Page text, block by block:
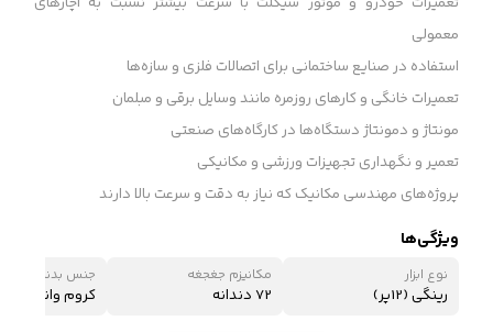
معمولی
استفاده در صنایع ساختمانی برای اتصالات فلزی و سازه‌ها
تعمیرات خانگی و کارهای روزمره مانند وسایل برقی و مبلمان
مونتاژ و دمونتاژ دستگاه‌ها در کارگاه‌های صنعتی
تعمیر و نگهداری تجهیزات ورزشی و مکانیکی
پروژه‌های مهندسی مکانیک که نیاز به دقت و سرعت بالا دارند
ویژگی‌ها
نوع ابزار
رینگی (12پر)
مکانیزم جغجغه
72 دندانه
جنس بدنه
کروم وانادیوم